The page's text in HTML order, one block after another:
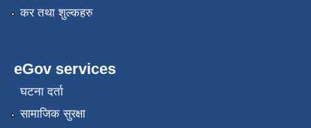
कर तथा शुल्कहरु
eGov services
घटना दर्ता
सामाजिक सुरक्षा